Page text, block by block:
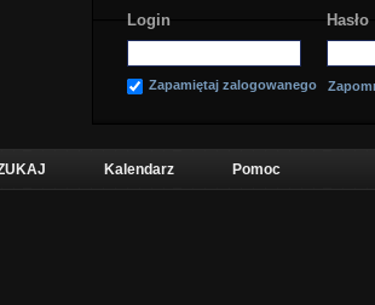
Login Hasło
Zapamiętaj zalogowanego
Kalendarz Pomoc